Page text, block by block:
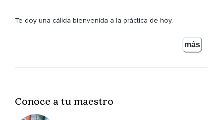
Te doy una cálida bienvenida a la práctica de hoy.
Si quieres cierra los ojos o simplemente relaja tu mirada al
más
Conoce a tu maestro